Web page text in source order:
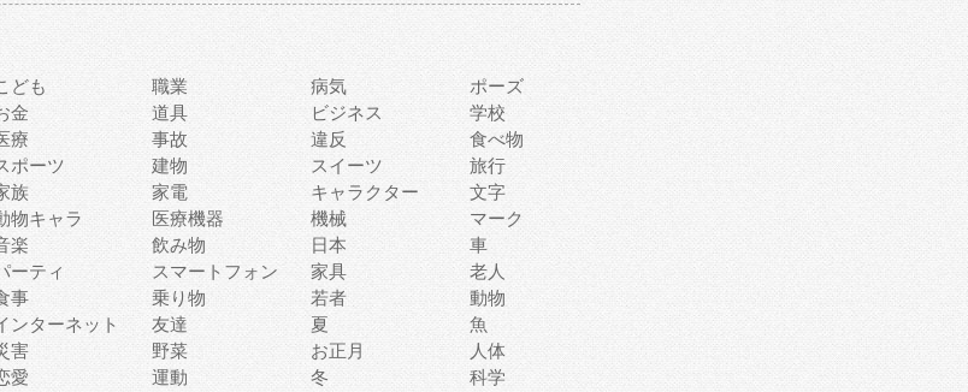
ども 職業 病気
ポーズ
金 道具 ビジネス
学校
療 事故 違反
食べ物
ポーツ 建物 スイーツ
旅行
族 家電 キャラクター
文字
物キャラ 医療機器 機械
マーク
楽 飲み物 日本
車
ーティ スマートフォン 家具
老人
事 乗り物 若者
動物
ンターネット 友達 夏
魚
害 野菜 お正月
人体
愛 運動 冬
科学